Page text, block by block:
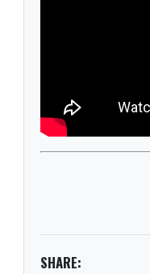
SHARE: